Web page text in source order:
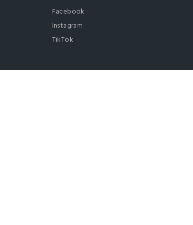
Facebook
Instagram
TikTok